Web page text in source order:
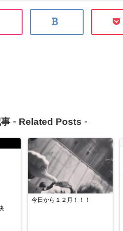
- Related Posts -
今日から１２月！！！